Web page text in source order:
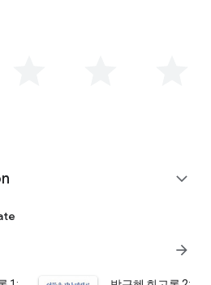
공천개입 등 혐의 3개에 대해 각각
, 후자는 1심 판결이 나온 상태이다.
가 총 21개, 형벌은 총 33년형과 벌
이다.
expand_more
arrow_forward